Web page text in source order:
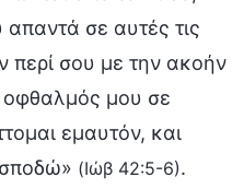
σε αυτές τις
περί σου με την ακοήν
μου σε
εμαυτόν, και
(Ιώβ 42:5-6).